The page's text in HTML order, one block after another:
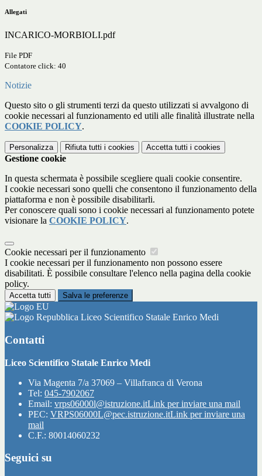
Allegati
INCARICO-MORBIOLI.pdf
File PDF
Contatore click: 40
Notizie
Questo sito o gli strumenti terzi da questo utilizzati si avvalgono di
cookie necessari al funzionamento ed utili alle finalità illustrate nella
COOKIE POLICY.
Personalizza Rifiuta tutti i cookies Accetta tutti i cookies
Gestione cookie
In questa schermata è possibile scegliere quali cookie consentire.
I cookie necessari sono quelli che consentono il funzionamento della
piattaforma e non è possibile disabilitarli.
Per conoscere quali sono i cookie necessari al funzionamento potete
visionare la COOKIE POLICY.
Cookie necessari per il funzionamento
I cookie necessari per il funzionamento non possono essere
disabilitati. È possibile consultare l'elenco nella pagina della cookie
policy.
Accetta tutti Salva le preferenze
Liceo Scientifico Statale Enrico Medi
Contatti
Liceo Scientifico Statale Enrico Medi
Via Magenta 7/a 37069 – Villafranca di Verona
Tel: 045-7902067
Email: vrps06000l@istruzione.itLink per inviare una mail
PEC: VRPS06000L@pec.istruzione.itLink per inviare una
mail
C.F.: 80014060232
Seguici su